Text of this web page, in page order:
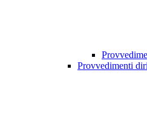
Provvedimenti